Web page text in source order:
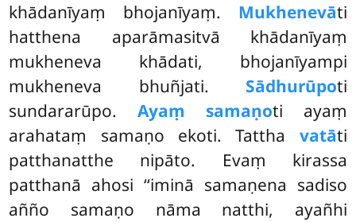
khādanīyaṃ bhojanīyaṃ. Mukhenevāti
hatthena aparāmasitvā khādanīyaṃ
mukheneva khādati, bhojanīyampi
mukheneva bhuñjati. Sādhurūpoti
sundararūpo.Ayaṃ samaṇoti ayaṃ
arahataṃ samaṇo ekoti. Tattha vatāti
patthanatthe nipāto. Evaṃ kirassa
patthanā ahosi ‘‘iminā samaṇena sadiso
añño samaṇo nāma natthi, ayañhi